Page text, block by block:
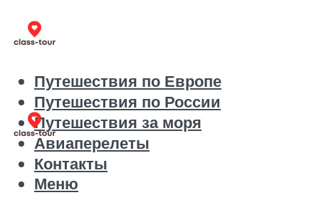
Путешествия по Европе
Путешествия по России
Путешествия за моря
Авиаперелеты
Контакты
Меню